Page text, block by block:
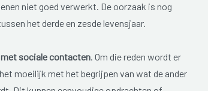
niet goed verwerkt. De oorzaak is nog
het derde en zesde levensjaar.
sociale contacten. Om die reden wordt er
moeilijk met het begrijpen van wat de ander